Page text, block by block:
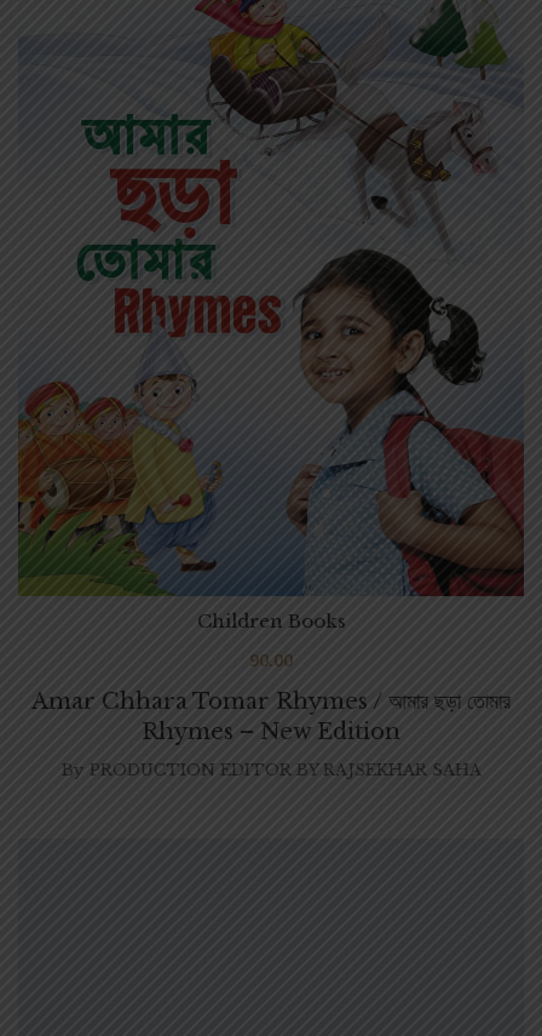
Amar Chhara Tomar Rhymes / আমার ছড়া তোমার
Rhymes – New Edition
Children Books
90.00
By PRODUCTION EDITOR BY RAJSEKHAR SAHA